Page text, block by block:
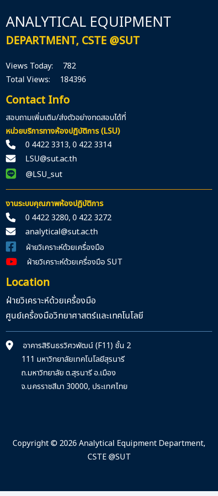
ANALYTICAL EQUIPMENT
DEPARTMENT, CSTE @SUT
Views Today: 782
Total Views: 184396
Contact Info
สอบถามเพิ่มเติม/ส่งตัวอย่างทดสอบได้ที่
หน่วยบริการทางห้องปฏิบัติการ (LSU)
0 4422 3313, 0 422 3314
LSU@sut.ac.th
@LSU_sut
งานระบบคุณภาพห้องปฏิบัติการ
0 4422 3280, 0 422 3272
analytical@sut.ac.th
ฝ่ายวิเคราะห์ด้วยเครื่องมือ
ฝ่ายวิเคราะห์ด้วยเครื่องมือ SUT
Location
ฝ่ายวิเคราะห์ด้วยเครื่องมือ
ศูนย์เครื่องมือวิทยาศาสตร์และเทคโนโลยี
อาคารสิรินธรวิศวพัฒน์ (F11) ชั้น 2
111 มหาวิทยาลัยเทคโนโลยีสุรนารี
ถ.มหาวิทยาลัย ต.สุรนารี อ.เมือง
จ.นครราชสีมา 30000, ประเทศไทย
Copyright © 2026 Analytical Equipment Department,
CSTE @SUT